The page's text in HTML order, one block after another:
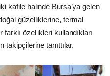
kafile halinde Bursa’ya gelen
güzelliklerine, termal
özellikleri kullandıkları
takipçilerine tanıttılar.